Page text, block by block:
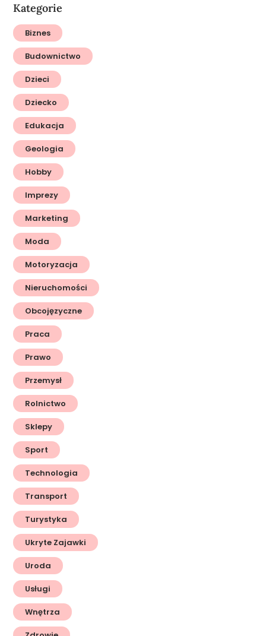
Kategorie
Biznes
Budownictwo
Dzieci
Dziecko
Edukacja
Geologia
Hobby
Imprezy
Marketing
Moda
Motoryzacja
Nieruchomości
Obcojęzyczne
Praca
Prawo
Przemysł
Rolnictwo
Sklepy
Sport
Technologia
Transport
Turystyka
Ukryte Zajawki
Uroda
Usługi
Wnętrza